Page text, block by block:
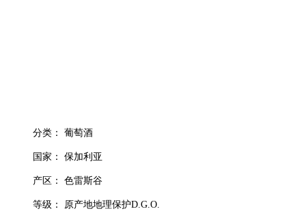
分类： 葡萄酒
国家： 保加利亚
产区： 色雷斯谷
等级： 原产地地理保护D.G.O.